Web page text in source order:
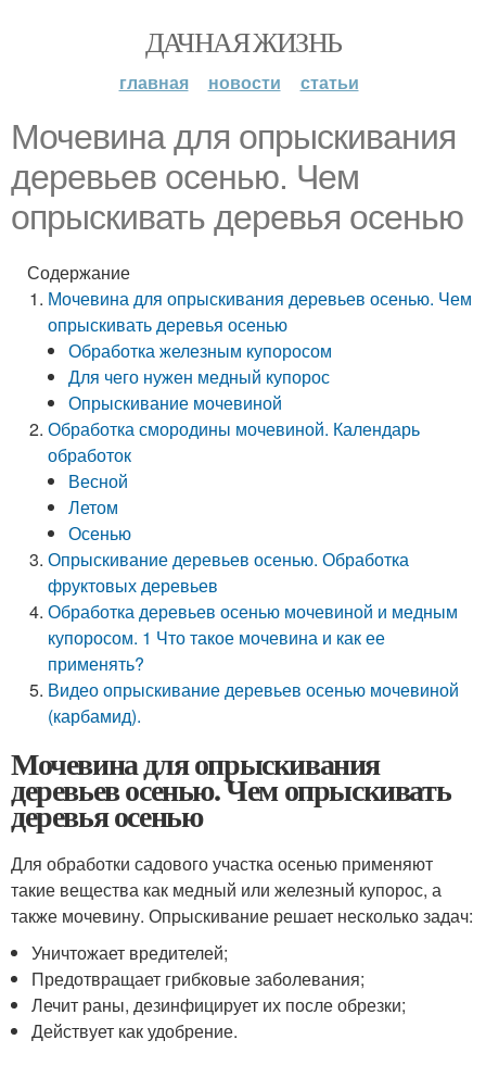
ДАЧНАЯ ЖИЗНЬ
главная новости статьи
Мочевина для опрыскивания
деревьев осенью. Чем
опрыскивать деревья осенью
Содержание
Мочевина для опрыскивания деревьев осенью. Чем
опрыскивать деревья осенью
Обработка железным купоросом
Для чего нужен медный купорос
Опрыскивание мочевиной
Обработка смородины мочевиной. Календарь
обработок
Весной
Летом
Осенью
Опрыскивание деревьев осенью. Обработка
фруктовых деревьев
Обработка деревьев осенью мочевиной и медным
купоросом. 1 Что такое мочевина и как ее
применять?
Видео опрыскивание деревьев осенью мочевиной
(карбамид).
Мочевина для опрыскивания
деревьев осенью. Чем опрыскивать
деревья осенью
Для обработки садового участка осенью применяют
такие вещества как медный или железный купорос, а
также мочевину. Опрыскивание решает несколько задач:
Уничтожает вредителей;
Предотвращает грибковые заболевания;
Лечит раны, дезинфицирует их после обрезки;
Действует как удобрение.